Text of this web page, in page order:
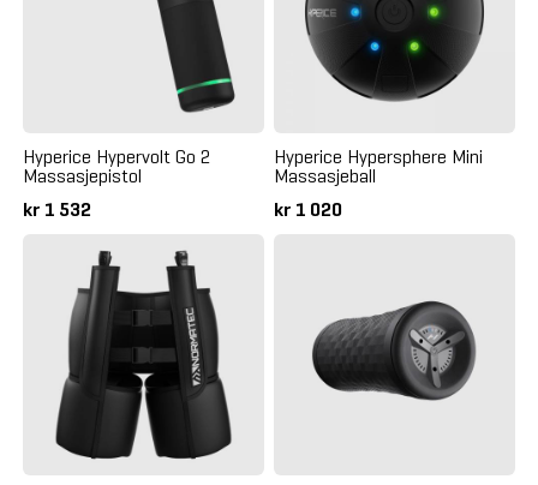
Hyperice Hypervolt Go 2
Massasjepistol
kr 1 532
Hyperice Hypersphere Mini
Massasjeball
kr 1 020